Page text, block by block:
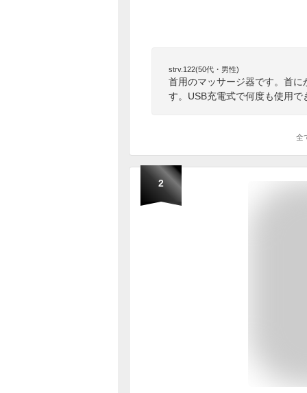
strv.122(50代・男性)
首用のマッサージ器です。首
す。USB充電式で何度も使用
全
2